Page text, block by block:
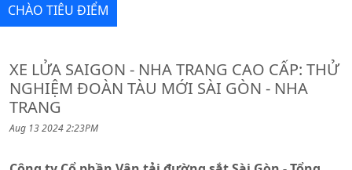
CHÀO TIÊU ĐIỂM
XE LỬA SAIGON - NHA TRANG CAO CẤP: THỬ
NGHIỆM ĐOÀN TÀU MỚI SÀI GÒN - NHA
TRANG
Aug 13 2024 2:23PM